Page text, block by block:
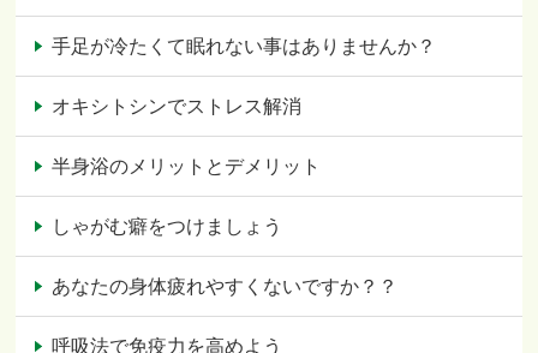
手足が冷たくて眠れない事はありませんか？
オキシトシンでストレス解消
半身浴のメリットとデメリット
しゃがむ癖をつけましょう
あなたの身体疲れやすくないですか？？
呼吸法で免疫力を高めよう